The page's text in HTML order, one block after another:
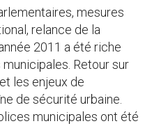
mesures
relance de la
2011 a été riche
Retour sur
les enjeux de
de sécurité urbaine.
municipales ont été